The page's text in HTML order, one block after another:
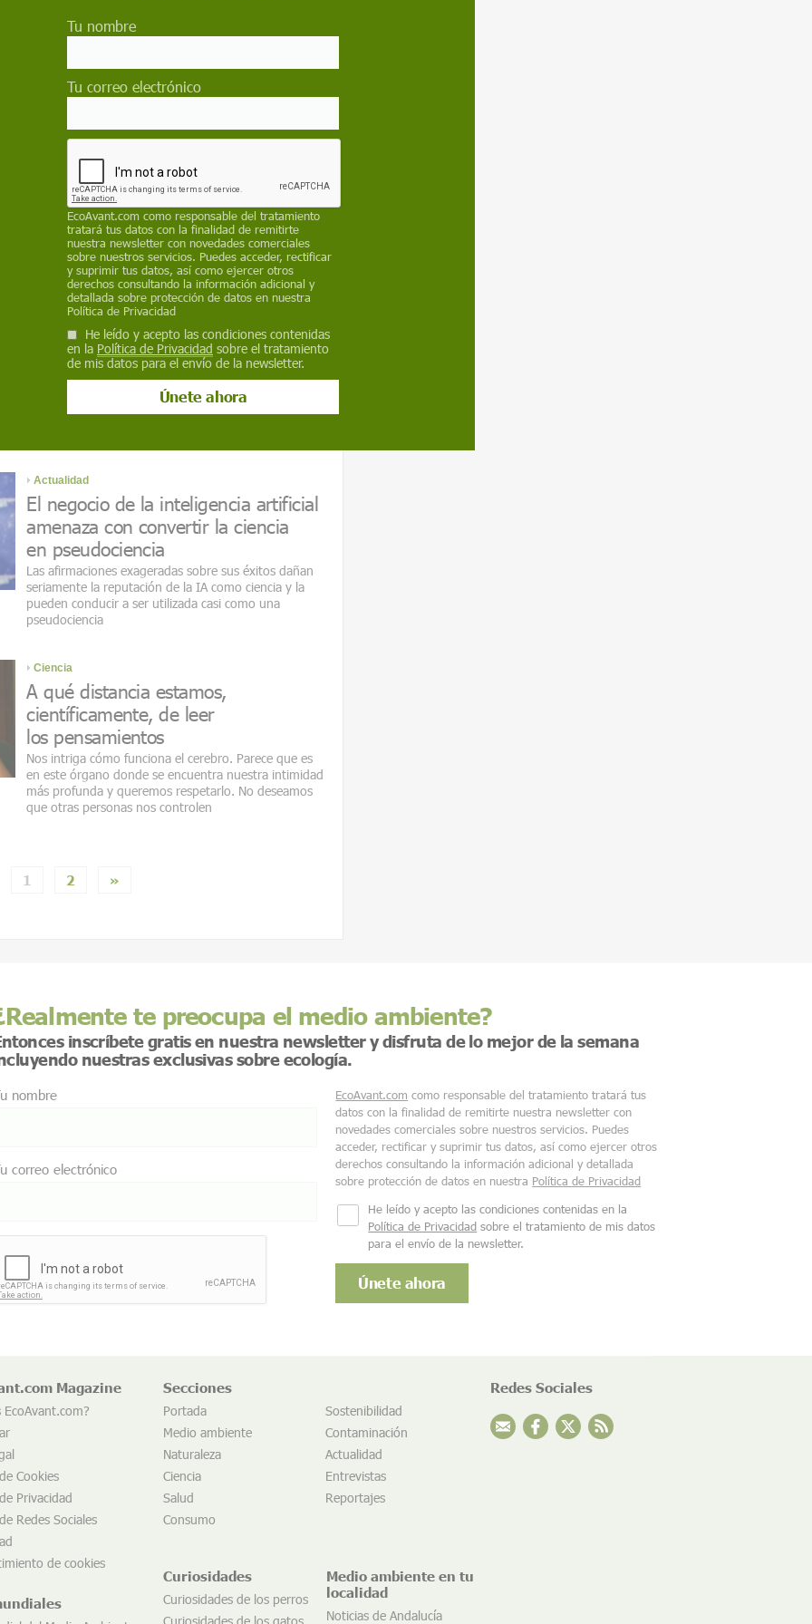
Greenpeace han anunciado que van a abandonar X,
X se ha convertido en "un peligro para la democracia"
Actualidad
barco sin rumbo en el que se ha
convertido la red X
“Adiós, X. Fue bonito mientras duró” podría ser el
comienzo de una despedida entre los medios como el
español 'La Vanguardia' o el británico 'The Guardian' y
el antiguo Twitter
Actualidad
Brasil prohíbe X: ¿otros países
seguirán su ejemplo?
La prohibición demuestra que las autoridades
brasileñas ya no están dispuestas a tolerar que los
gigantes tecnológicos se salten las leyes del país.
Actualidad
El negocio de la inteligencia artificial
amenaza con convertir la ciencia
en pseudociencia
Las afirmaciones exageradas sobre sus éxitos dañan
seriamente la reputación de la IA como ciencia y la
pueden conducir a ser utilizada casi como una
pseudociencia
Ciencia
A qué distancia estamos,
científicamente, de leer
los pensamientos
Nos intriga cómo funciona el cerebro. Parece que es
en este órgano donde se encuentra nuestra intimidad
más profunda y queremos respetarlo. No deseamos
que otras personas nos controlen
1 2 »
Tu nombre
Tu correo electrónico
EcoAvant.com como responsable del tratamiento
tratará tus datos con la finalidad de remitirte
nuestra newsletter con novedades comerciales
sobre nuestros servicios. Puedes acceder, rectificar
y suprimir tus datos, así como ejercer otros
derechos consultando la información adicional y
detallada sobre protección de datos en nuestra
Política de Privacidad
He leído y acepto las condiciones contenidas
en la Política de Privacidad sobre el tratamiento
de mis datos para el envío de la newsletter.
te preocupa el medio ambiente?
inscríbete gratis en nuestra newsletter y disfruta de lo mejor de la semana
nuestras exclusivas sobre ecología.
nombre
correo electrónico
EcoAvant.com como responsable del tratamiento tratará tus
datos con la finalidad de remitirte nuestra newsletter con
novedades comerciales sobre nuestros servicios. Puedes
acceder, rectificar y suprimir tus datos, así como ejercer otros
derechos consultando la información adicional y detallada
sobre protección de datos en nuestra Política de Privacidad
He leído y acepto las condiciones contenidas en la
Política de Privacidad sobre el tratamiento de mis datos
para el envío de la newsletter.
Magazine
EcoAvant.com?
Cookies
Privacidad
Redes Sociales
de cookies
Secciones
Portada
Sostenibilidad
Medio ambiente
Contaminación
Naturaleza
Actualidad
Ciencia
Entrevistas
Salud
Reportajes
Consumo
Curiosidades
Curiosidades de los perros
Curiosidades de los gatos
Medio ambiente en tu
localidad
Noticias de Andalucía
Redes Sociales